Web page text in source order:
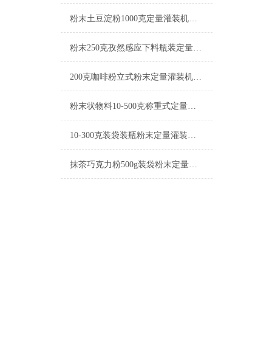
粉末土豆淀粉1000克定量灌装机厂家
粉末250克孜然感应下料瓶装定量灌装机设备
200克咖啡粉立式粉末定量灌装机简介
粉末状物料10-500克称重式定量灌装机操作简单
10-300克装袋装瓶粉末定量灌装机简介
抹茶巧克力粉500g装袋粉末定量灌装机